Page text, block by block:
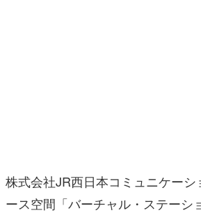
その他
電ファミニコゲーマーとは？
株式会社JR西日本コミュニケー
ース空間「バーチャル・ステーシ